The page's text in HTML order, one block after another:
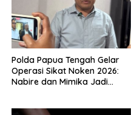
Polda Papua Tengah Gelar
Operasi Sikat Noken 2026:
Nabire dan Mimika Jadi